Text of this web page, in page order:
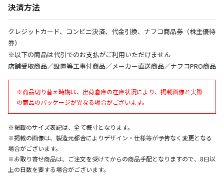
エアコンの取付工事が必要な商品です。別途費用が発
生する場合がございます。
商品購入個数ごとに送料がかかる商品です
決済方法
クレジットカード、コンビニ決済、代金引換、ナフコ商品券（株主優待
券）
※以下の商品は代引でのお支払がご利用いただけません
店舗受取商品／設置等工事付商品／メーカー直送商品／ナフコPRO商品
※商品切り替え時期は、出荷倉庫の在庫状況により、掲載画像と実際
の商品のパッケージが異なる場合がございます。
※掲載のサイズ表記は、全て概寸となります。
※掲載の画像は、製造元都合によりデザイン・仕様等が予告なく変更となる
場合がございます。
※お取り寄せ商品は、ご注文を受けてからの商品手配となりますので、8日以
上の日数を要する場合がございます。